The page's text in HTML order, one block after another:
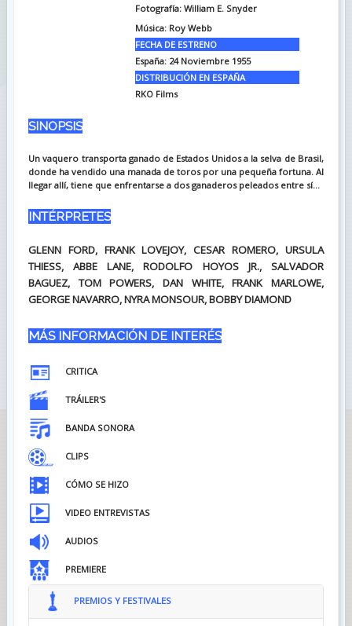
Fotografía: William E. Snyder
Música: Roy Webb
FECHA DE ESTRENO
España: 24 Noviembre 1955
DISTRIBUCIÓN EN ESPAÑA
RKO Films
SINOPSIS
Un vaquero transporta ganado de Estados Unidos a la selva de Brasil,
donde ha vendido una manada de toros por una pequeña fortuna. Al
llegar allí, tiene que enfrentarse a dos ganaderos peleados entre sí...
INTÉRPRETES
GLENN FORD, FRANK LOVEJOY, CESAR ROMERO, URSULA
THIESS, ABBE LANE, RODOLFO HOYOS JR., SALVADOR
BAGUEZ, TOM POWERS, DAN WHITE, FRANK MARLOWE,
GEORGE NAVARRO, NYRA MONSOUR, BOBBY DIAMOND
MÁS INFORMACIÓN DE INTERÉS
CRITICA
TRÁILER'S
BANDA SONORA
CLIPS
CÓMO SE HIZO
VIDEO ENTREVISTAS
AUDIOS
PREMIERE
PREMIOS Y FESTIVALES